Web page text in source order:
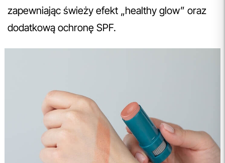
zapewniając świeży efekt „healthy glow” oraz
dodatkową ochronę SPF.